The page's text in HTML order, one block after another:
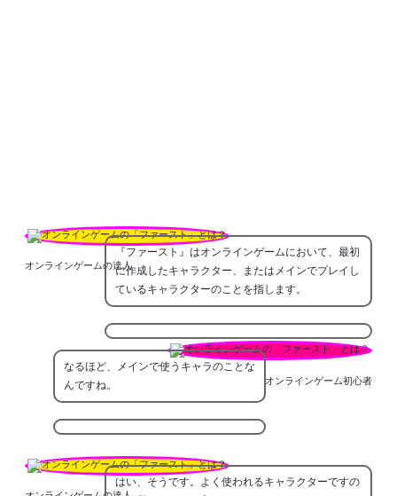
オンラインゲームの達人
『ファースト』はオンラインゲームにおいて、最初
に作成したキャラクター、またはメインでプレイし
ているキャラクターのことを指します。
オンラインゲーム初心者
なるほど、メインで使うキャラのことな
んですね。
はい、そうです。よく使われるキャラクターですの